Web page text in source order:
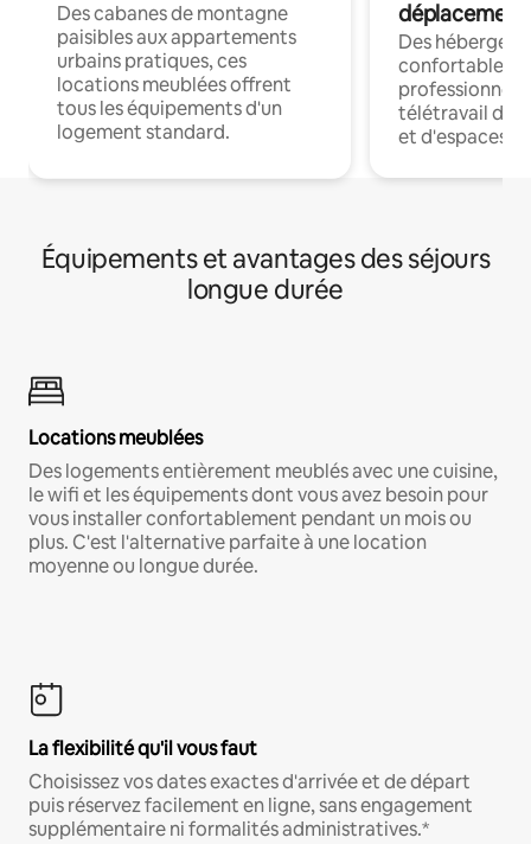
Des cabanes de montagne
paisibles aux appartements
urbains pratiques, ces
locations meublées offrent
tous les équipements d'un
logement standard.
déplacement
Des
confortables
professionnels
télétravail
et d'espaces
Équipements et avantages des séjours
longue durée
Locations meublées
Des logements entièrement meublés avec une cuisine,
le wifi et les équipements dont vous avez besoin pour
vous installer confortablement pendant un mois ou
plus. C'est l'alternative parfaite à une location
moyenne ou longue durée.
La flexibilité qu'il vous faut
Choisissez vos dates exactes d'arrivée et de départ
puis réservez facilement en ligne, sans engagement
supplémentaire ni formalités administratives.*